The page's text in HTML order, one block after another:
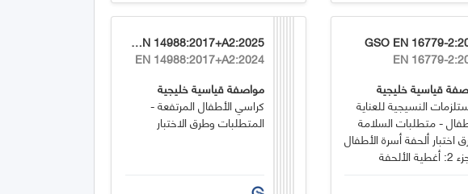
GSO EN 16779-
EN 16779-
قياسية خليجية
النسيجية للعناية
- متطلبات السلامة
اختبار ألحفة أسرة الأطفال
- الجزء 2: أغطية الألحفة
GSO EN 14988:2017+A2:2025
EN 14988:2017+A2:2024
مواصفة قياسية خليجية
كراسي الأطفال المرتفعة -
المتطلبات وطرق الاختبار